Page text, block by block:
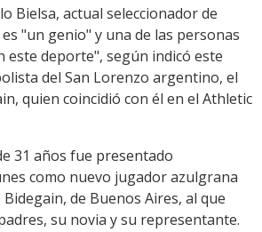
Link
Bielsa, actual seleccionador de
"un genio" y una de las personas
este deporte", según indicó este
del San Lorenzo argentino, el
quien coincidió con él en el Athletic
31 años fue presentado
como nuevo jugador azulgrana
de Buenos Aires, al que
su novia y su representante.